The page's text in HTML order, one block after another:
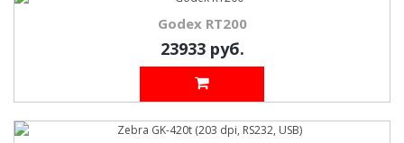
Godex RT200
23933 руб.